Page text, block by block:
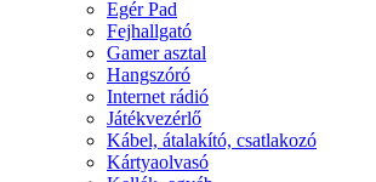
Egér Pad
Fejhallgató
Gamer asztal
Hangszóró
Internet rádió
Játékvezérlő
Kábel, átalakító, csatlakozó
Kártyaolvasó